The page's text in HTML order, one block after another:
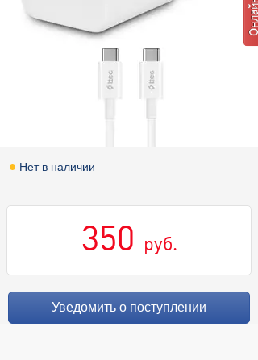
Нет в наличии
350 руб.
Уведомить о поступлении